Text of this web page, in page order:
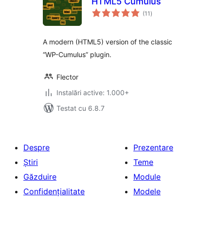
(11 total
aprecieri
)
A modern (HTML5) version of the classic
“WP-Cumulus” plugin.
Flector
Instalări active: 1.000+
Testat cu 6.8.7
Despre
Știri
Găzduire
Confidențialitate
Prezentare
Teme
Module
Modele